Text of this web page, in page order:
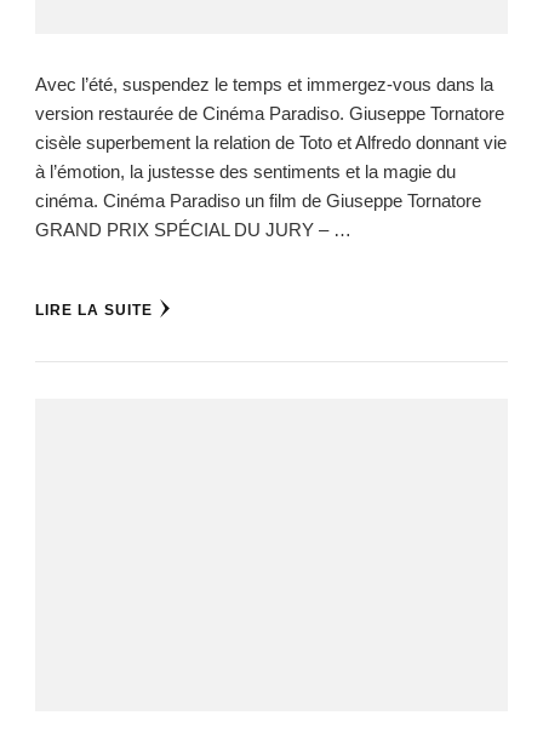
Avec l’été, suspendez le temps et immergez-vous dans la
version restaurée de Cinéma Paradiso. Giuseppe Tornatore
cisèle superbement la relation de Toto et Alfredo donnant vie
à l’émotion, la justesse des sentiments et la magie du
cinéma. Cinéma Paradiso un film de Giuseppe Tornatore
GRAND PRIX SPÉCIAL DU JURY – …
LIRE LA SUITE